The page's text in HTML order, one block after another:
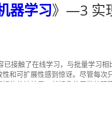
器学习》—3 实
接触了在线学习，与批量学习相
和可扩展性感到惊讶。尽管每次